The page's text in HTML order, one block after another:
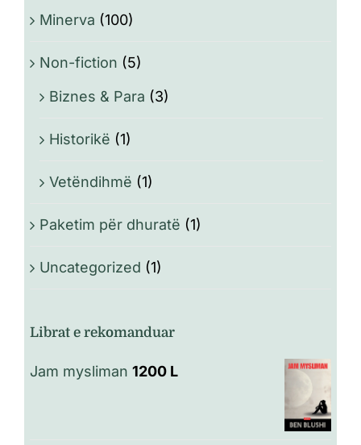
Minerva (100)
Non-fiction (5)
Biznes & Para (3)
Historikë (1)
Vetëndihmë (1)
Paketim për dhuratë (1)
Uncategorized (1)
Librat e rekomanduar
Jam mysliman 1200 L